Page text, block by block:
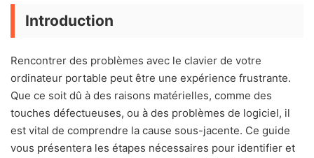
Introduction
Rencontrer des problèmes avec le clavier de votre
ordinateur portable peut être une expérience frustrante.
Que ce soit dû à des raisons matérielles, comme des
touches défectueuses, ou à des problèmes de logiciel, il
est vital de comprendre la cause sous-jacente. Ce guide
vous présentera les étapes nécessaires pour identifier et